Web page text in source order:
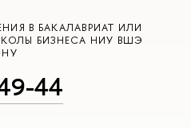
В БАКАЛАВРИАТ ИЛИ
БИЗНЕСА НИУ ВШЭ
44